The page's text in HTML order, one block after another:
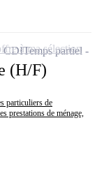
(H/F)
particuliers de
prestations de ménage,
CDITemps partiel
à ma sélection